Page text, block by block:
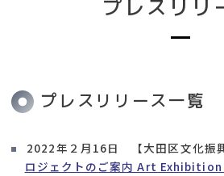
プレスリリ
プレスリリース一覧
2022年２月16日 【大田区文化振興
ロジェクトのご案内 Art Exhibition